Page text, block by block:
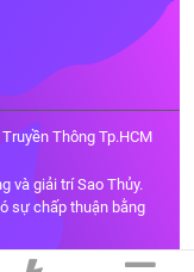
Thông Tp.HCM
và giải trí Sao Thủy.
sự chấp thuận bằng